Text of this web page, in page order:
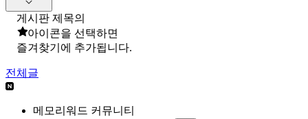
게시판 제목의
아이콘을 선택하면
즐겨찾기에 추가됩니다.
전체글
메모리워드 커뮤니티